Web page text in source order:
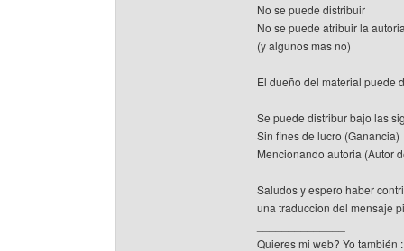
No se puede distribuir
No se puede atribuir la
(y algunos mas no)
El dueño del material puede
Se puede distribur bajo las
Sin fines de lucro (Ganancia)
Mencionando autoria (Autor
Saludos y espero haber
una traduccion del mensaje
Quieres mi web? Yo también